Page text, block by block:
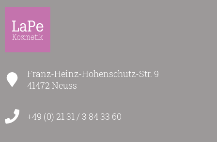
Franz-Heinz-Hohenschutz-Str. 9
41472 Neuss
+49 (0) 21 31 / 3 84 33 60